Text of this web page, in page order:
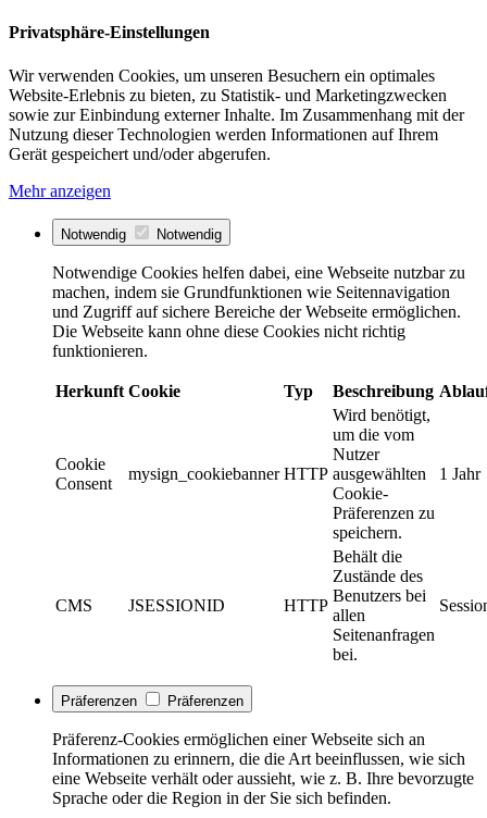
Privatsphäre-Einstellungen
Wir verwenden Cookies, um unseren Besuchern ein optimales
Website-Erlebnis zu bieten, zu Statistik- und Marketingzwecken
sowie zur Einbindung externer Inhalte. Im Zusammenhang mit der
Nutzung dieser Technologien werden Informationen auf Ihrem
Gerät gespeichert und/oder abgerufen.
Mehr anzeigen
Notwendig Notwendig
Notwendige Cookies helfen dabei, eine Webseite nutzbar zu
machen, indem sie Grundfunktionen wie Seitennavigation
und Zugriff auf sichere Bereiche der Webseite ermöglichen.
Die Webseite kann ohne diese Cookies nicht richtig
funktionieren.
Herkunft Cookie Typ Beschreibung
Cookie
Consent
mysign_cookiebanner HTTP
Wird benötigt,
um die vom
Nutzer
ausgewählten
Cookie-
Präferenzen zu
speichern.
1 Jahr
CMS JSESSIONID HTTP
Behält die
Zustände des
Benutzers bei
allen
Seitenanfragen
bei.
Präferenzen Präferenzen
Präferenz-Cookies ermöglichen einer Webseite sich an
Informationen zu erinnern, die die Art beeinflussen, wie sich
eine Webseite verhält oder aussieht, wie z. B. Ihre bevorzugte
Sprache oder die Region in der Sie sich befinden.